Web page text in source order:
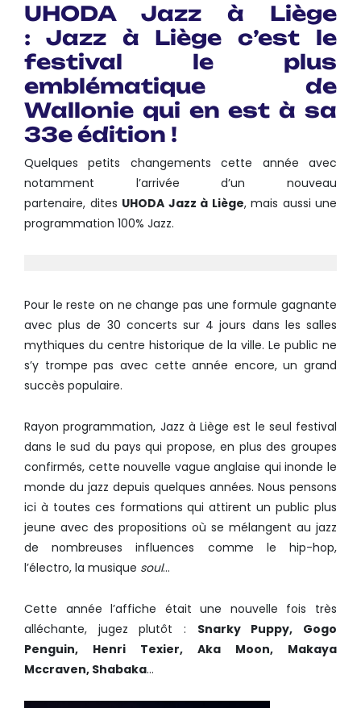
UHODA Jazz à Liège
: Jazz à Liège c’est le
festival le plus
emblématique de
Wallonie qui en est à sa
33e édition !
Quelques petits changements cette année avec
notamment l’arrivée d’un nouveau
partenaire, dites UHODA Jazz à Liège, mais aussi une
programmation 100% Jazz.
Pour le reste on ne change pas une formule gagnante
avec plus de 30 concerts sur 4 jours dans les salles
mythiques du centre historique de la ville. Le public ne
s’y trompe pas avec cette année encore, un grand
succès populaire.
Rayon programmation, Jazz à Liège est le seul festival
dans le sud du pays qui propose, en plus des groupes
confirmés, cette nouvelle vague anglaise qui inonde le
monde du jazz depuis quelques années. Nous pensons
ici à toutes ces formations qui attirent un public plus
jeune avec des propositions où se mélangent au jazz
de nombreuses influences comme le hip-hop,
l’électro, la musique soul…
Cette année l’affiche était une nouvelle fois très
alléchante, jugez plutôt : Snarky Puppy, Gogo
Penguin, Henri Texier, Aka Moon, Makaya
Mccraven, Shabaka…